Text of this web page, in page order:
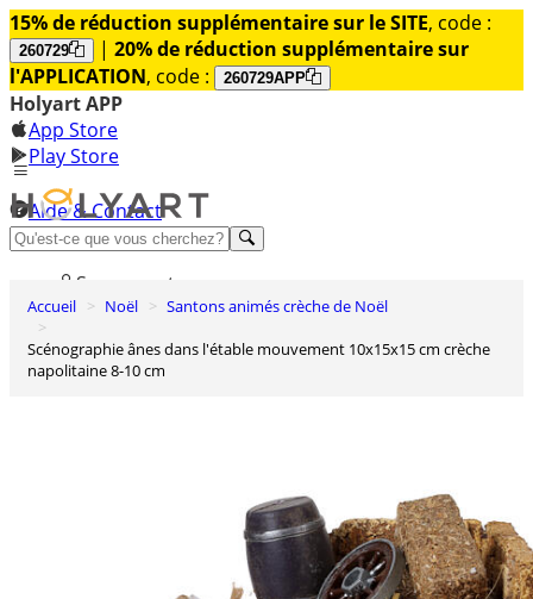
15% de réduction supplémentaire sur le SITE, code :
260729 | 20% de réduction supplémentaire sur
l'APPLICATION, code : 260729APP
Holyart APP
App Store
Play Store
Aide & Contact
Découvrez Premium
Se connecter
Liste des envies
0
Panier
Accueil Noël
Santons animés crèche de Noël
Scénographie ânes dans l'étable mouvement 10x15x15 cm crèche
napolitaine 8-10 cm